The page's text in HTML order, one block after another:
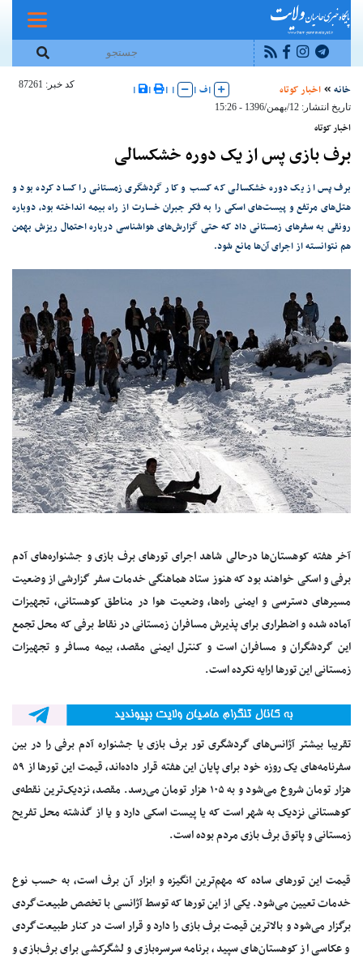
خانه اخبار کوتاه |ف |
|
|
|
|
کد خبر: 87261
تاریخ انتشار: 12/بهمن/1396 - 15:26
اخبار کوتاه
برف بازی پس از یک دوره خشکسالی
برف پس از یک دوره خشکسالی که کسب و کار گردشگری زمستانی را کساد کرده بود و
هتل‌های مرتفع و پیست‌های اسکی را به فکر جبران خسارت از راه بیمه انداخته بود، دوباره
رونقی به سفرهای زمستانی داد که حتی گزارش‌های هواشناسی درباره احتمال ریزش بهمن
هم نتوانسته از اجرای آن‌ها مانع شود.
آخر هفته کوهستان‌ها درحالی شاهد اجرای تورهای برف بازی و جشنواره‌های آدم
برفی و اسکی خواهند بود که هنوز ستاد هماهنگی خدمات سفر گزارشی از وضعیت
مسیرهای دسترسی و ایمنی راه‌ها، وضعیت هوا در مناطق کوهستانی، تجهیزات
آماده شده و اضطراری برای پذیرش مسافران زمستانی در نقاط برفی که محل تجمع
این گردشگران و مسافران است و کنترل ایمنی مقصد، بیمه مسافر و تجهیزات
زمستانی این تورها ارایه نکرده است.
تقریبا بیشتر آژانس‌های گردشگری تور برف بازی یا جشنواره آدم برفی را در بین
سفرنامه‌های یک روزه خود برای پایان این هفته قرار داده‌اند، قیمت این تورها از ۵۹
هزار تومان شروع می‌شود و به ۱۰۵ هزار تومان می‌رسد. مقصد، نزدیک‌ترین نقطه‌ی
کوهستانی نزدیک به شهر است که یا پیست اسکی دارد و یا از گذشته محل تفریح
زمستانی و پاتوق برف بازی مردم بوده است.
قیمت این تورهای ساده که مهم‌ترین انگیزه و ابزار آن برف است، به حسب نوع
خدمات تعیین می‌شود. یکی از این تورها که توسط آژانسی با تخصص طبیعت‌گردی
برگزار می‌شود و بالاترین قیمت برف بازی را دارد و قرار است در کنار طبیعت‌گردی
و عکاسی از کوهستان‌های سپید، برنامه سرسره‌بازی و لشگرکشی برای برف‌بازی و